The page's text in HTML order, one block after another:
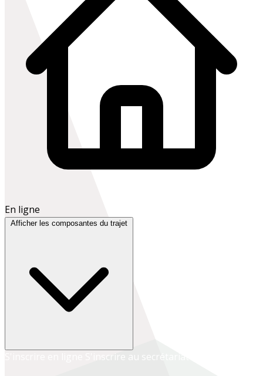
En ligne
Afficher les composantes du trajet